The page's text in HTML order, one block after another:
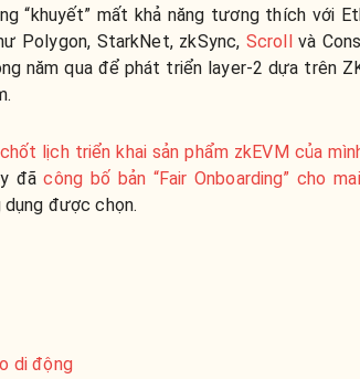
“khuyết” mất khả năng tương thích với
Polygon, StarkNet, zkSync, Scroll
và
năm qua để phát triển layer-2 dựa trên
chốt lịch triển khai sản phẩm zkEVM của
đãcông bố bản “Fair Onboarding” cho
được chọn.
di động